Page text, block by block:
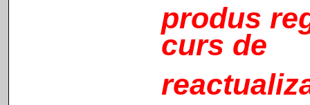
produs
curs de